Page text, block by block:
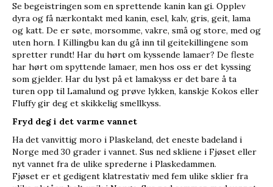
Se begeistringen som en sprettende kanin kan gi. Opplev
dyra og få nærkontakt med kanin, esel, kalv, gris, geit, lama
og katt. De er søte, morsomme, vakre, små og store, med og
uten horn. I Killingbu kan du gå inn til geitekillingene som
spretter rundt! Har du hørt om kyssende lamaer? De fleste
har hørt om spyttende lamaer, men hos oss er det kyssing
som gjelder. Har du lyst på et lamakyss er det bare å ta
turen opp til Lamalund og prøve lykken, kanskje Kokos eller
Fluffy gir deg et skikkelig smellkyss.
Fryd deg i det varme vannet
Ha det vanvittig moro i Plaskeland, det eneste badeland i
Norge med 30 grader i vannet. Sus ned skliene i Fjøset eller
nyt vannet fra de ulike sprederne i Plaskedammen.
Fjøset er et gedigent klatrestativ med fem ulike sklier fra